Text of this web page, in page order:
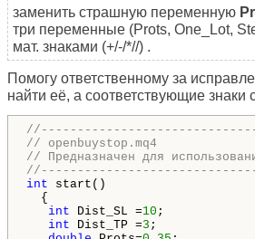
заменить страшную переменную
три переменные (Prots, One_Lot,
мат. знаками (+/-/*//) .
Помогу ответственному за
найти её, а соответствующие знаки
// openbuystop.mq4
// Предназначен для
int
{
int Dist_SL =10
int Dist_TP =3